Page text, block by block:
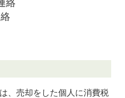
、売却をした個人に消費税